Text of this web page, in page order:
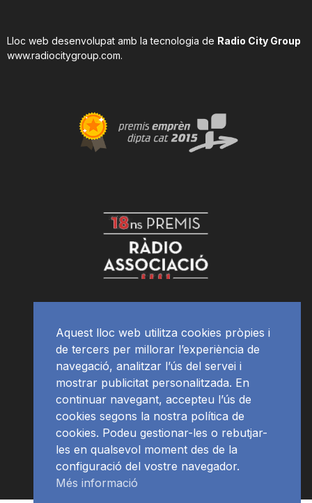
Lloc web desenvolupat amb la tecnologia de Radio City Group
www.radiocitygroup.com.
Aquest lloc web utilitza cookies pròpies i
de tercers per millorar l’experiència de
navegació, analitzar l’ús del servei i
mostrar publicitat personalitzada. En
continuar navegant, accepteu l’ús de
cookies segons la nostra política de
cookies. Podeu gestionar-les o rebutjar-
les en qualsevol moment des de la
configuració del vostre navegador.
Més informació